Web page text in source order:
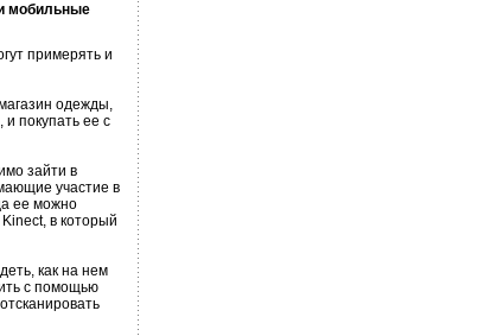
мобильные
примерять и
одежды,
покупать ее с
зайти в
участие в
ее можно
в который
как на нем
с помощью